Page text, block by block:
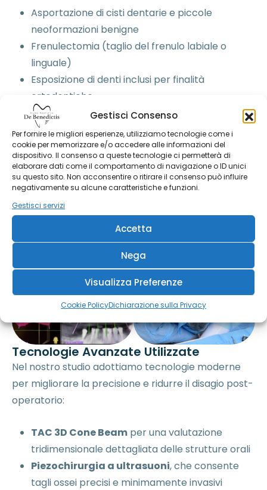
Gestisci Consenso
Per fornire le migliori esperienze, utilizziamo tecnologie come i
cookie per memorizzare e/o accedere alle informazioni del
dispositivo. Il consenso a queste tecnologie ci permetterà di
elaborare dati come il comportamento di navigazione o ID unici
su questo sito. Non acconsentire o ritirare il consenso può influire
negativamente su alcune caratteristiche e funzioni.
Gestisci servizi
Accetta
Nega
Visualizza Preferenze
Cookie PolicyDichiarazione sulla Privacy
Asportazione di cisti dentarie e piccole
neoformazioni benigne
Frenulectomia (taglio del frenulo labiale o
linguale)
Esposizione di denti inclusi per finalità
ortodontiche
Chirurgia pre-protesica per preparare l’osso a
ricevere protesi o impianti
Interventi precisi
Minimamente invasivi
Pianificazione avanzata
Trattamenti personalizzati
Tecnologie Avanzate Utilizzate
Nel nostro studio adottiamo tecnologie moderne
per migliorare la precisione e ridurre il disagio post-
operatorio:
TAC 3D Cone Beam per una valutazione
tridimensionale dettagliata delle strutture orali
Piezochirurgia a ultrasuoni, che consente
tagli ossei precisi e minimamente invasivi